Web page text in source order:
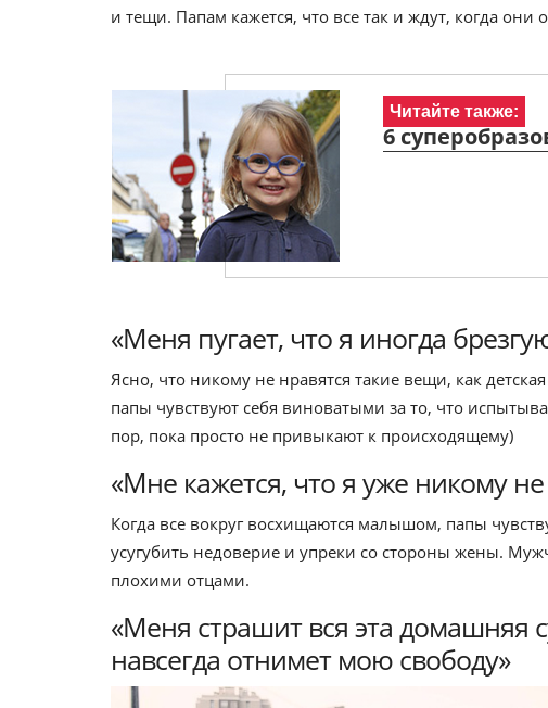
и тещи. Папам кажется, что все так и ждут, когда они
Читайте также:
6
«Меня пугает, что я иногда
Ясно, что никому не нравятся такие вещи, как
папы чувствуют себя виноватыми за то, что
пор, пока просто не привыкают к происходящему)
«Мне кажется, что я уже никому
Когда все вокруг восхищаются малышом, папы
усугубить недоверие и упреки со стороны жены.
плохими отцами.
«Меня страшит вся эта домашняя
навсегда отнимет мою свободу»